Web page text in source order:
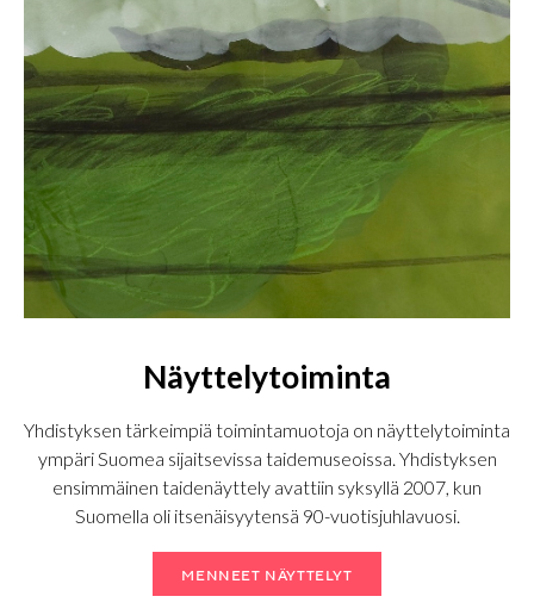
Näyttelytoiminta
Yhdistyksen tärkeimpiä toimintamuotoja on näyttelytoiminta
ympäri Suomea sijaitsevissa taidemuseoissa. Yhdistyksen
ensimmäinen taidenäyttely avattiin syksyllä 2007, kun
Suomella oli itsenäisyytensä 90-vuotisjuhlavuosi.
MENNEET NÄYTTELYT